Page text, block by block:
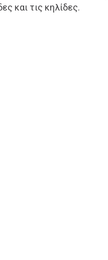
και τις κηλίδες.